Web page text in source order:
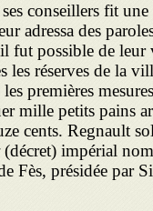
conseillers fit
adressa des
fut possible de leur
réserves de la
premières
mille petits pains
cents. Regnault
(décret) impérial
Fès, présidée par